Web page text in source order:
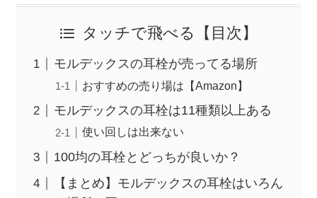
タッチで飛べる【目次】
モルデックスの耳栓が売ってる場所
おすすめの売り場は【Amazon】
モルデックスの耳栓は11種類以上ある
使い回しは出来ない
100均の耳栓とどっちが良いか？
【まとめ】モルデックスの耳栓はいろん